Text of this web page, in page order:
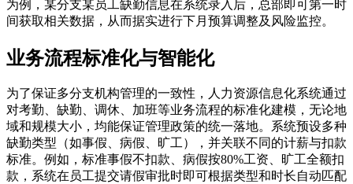
为例，某分支某员工缺勤信息在系统录入后，总部即可第一时
间获取相关数据，从而据实进行下月预算调整及风险监控。
业务流程标准化与智能化
为了保证多分支机构管理的一致性，人力资源信息化系统通过
对考勤、缺勤、调休、加班等业务流程的标准化建模，无论地
域和规模大小，均能保证管理政策的统一落地。系统预设多种
缺勤类型（如事假、病假、旷工），并关联不同的计薪与扣款
标准。例如，标准事假不扣款、病假按80%工资、旷工全额扣
款，系统在员工提交请假审批时即可根据类型和时长自动匹配